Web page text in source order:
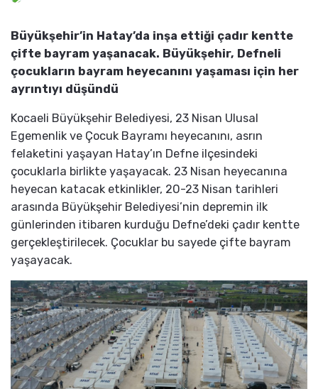
Büyükşehir’in Hatay’da inşa ettiği çadır kentte
çifte bayram yaşanacak. Büyükşehir, Defneli
çocukların bayram heyecanını yaşaması için her
ayrıntıyı düşündü
Kocaeli Büyükşehir Belediyesi, 23 Nisan Ulusal
Egemenlik ve Çocuk Bayramı heyecanını, asrın
felaketini yaşayan Hatay’ın Defne ilçesindeki
çocuklarla birlikte yaşayacak. 23 Nisan heyecanına
heyecan katacak etkinlikler, 20-23 Nisan tarihleri
arasında Büyükşehir Belediyesi’nin depremin ilk
günlerinden itibaren kurduğu Defne’deki çadır kentte
gerçekleştirilecek. Çocuklar bu sayede çifte bayram
yaşayacak.